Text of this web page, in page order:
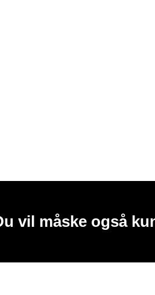
vil måske også